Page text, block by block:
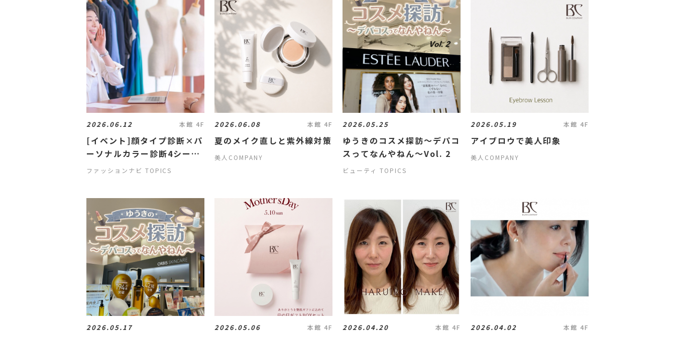
2026.06.12 本館 4F
[イベント]顔タイプ診断×パ
ーソナルカラー診断4シーズ
ン
ファッションナビ TOPICS
2026.06.08 本館 4F
夏のメイク直しと紫外線対策
美人COMPANY
2026.05.25
ゆうきのコスメ探訪～デパコ
スってなんやねん～Vol. 2
ビューティ TOPICS
2026.05.19 本館 4F
アイブロウで美人印象
美人COMPANY
2026.05.17 2026.05.06 本館 4F 2026.04.20 本館 4F 2026.04.02 本館 4F